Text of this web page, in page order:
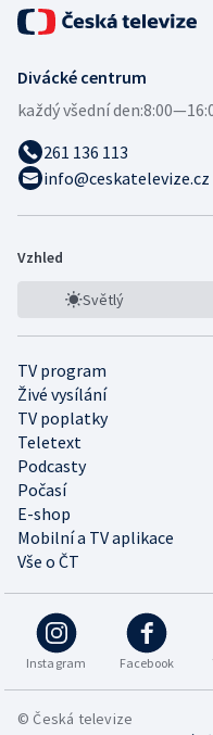
Divácké centrum
každý všední den:
261 136 113
info@ceskatelevize.cz
Vzhled
Světlý
TV program
Živé vysílání
TV poplatky
Teletext
Podcasty
Počasí
E-shop
Mobilní a TV aplikace
Vše o ČT
Instagram Facebook
© Česká televize